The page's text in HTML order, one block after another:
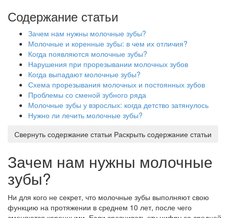
Содержание статьи
Зачем нам нужны молочные зубы?
Молочные и коренные зубы: в чем их отличия?
Когда появляются молочные зубы?
Нарушения при прорезывании молочных зубов
Когда выпадают молочные зубы?
Схема прорезывания молочных и постоянных зубов
Проблемы со сменой зубного ряда
Молочные зубы у взрослых: когда детство затянулось
Нужно ли лечить молочные зубы?
Свернуть содержание статьи Раскрыть содержание статьи
Зачем нам нужны молочные
зубы?
Ни для кого не секрет, что молочные зубы выполняют свою
функцию на протяжении в среднем 10 лет, после чего